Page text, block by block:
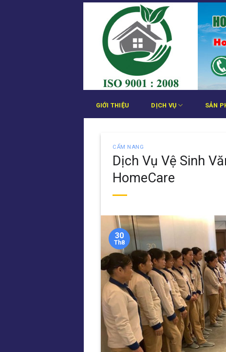
Bỏ
GIỚI THIỆU DỊCH VỤ SẢN
CẨM NANG
Dịch Vụ Vệ Sinh
HomeCare
30
Th8